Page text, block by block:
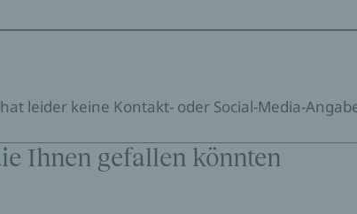
leider keine Kontakt- oder Social-Media-
Ihnen gefallen könnten